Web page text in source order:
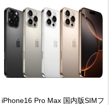
iPhone16 Pro Max 国内版SIMフ